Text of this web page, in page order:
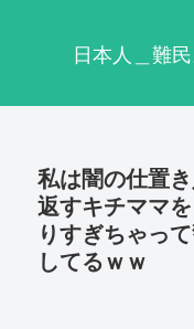
日本人＿難
私は闇の仕置
返すキチママ
りすぎちゃっ
してるｗｗ